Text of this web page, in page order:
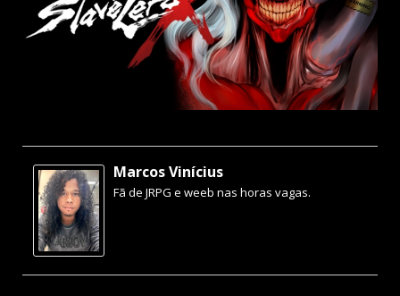
Marcos Vinícius
Fã de JRPG e weeb nas horas vagas.